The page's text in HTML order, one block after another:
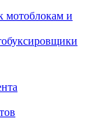
мотоблокам и